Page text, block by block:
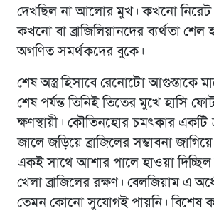
দেখছিল না আলোর মুখ। কখনো নিরেট
কখনো বা ব্রাজিলিয়ানদের ব্যর্থতা শেল
অগণিত সমর্থকদের বুকে।
শেষ অস্ত্র হিসাবে রেনোটো আগুস্তাকে
শেষ পর্যন্ত তিনিই তিতের মুখে হাসি
ক্ষণস্থায়ী। কৌতিনহোর চমৎকার একটি
জালে জড়িয়ে ব্রাজিলের সম্ভাবনা
একই সাথে আশার পালে হাওয়া দিচ্ছিল
খেলা ব্রাজিলের রক্ষণ। বেলজিয়াম এ
তেমন কোনো সুযোগই পায়নি। বিশেষ